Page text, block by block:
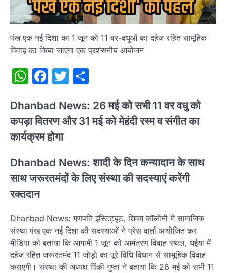
पंख एक नई दिशा का 1 जून को 11 वर-वधुओं का दहेज रहित सामूहिक
विवाह का किया जाएगा एक प्रशंसनीय आयोजन
WhatsApp
Facebook
Twitter
Dhanbad News: 26 मई को सभी 11 वर वधु को
कपड़ा वितरण और 31 मई को मेहंदी रस्म व संगीत का
कार्यक्रम होगा
Dhanbad News: शादी के दिन कन्यादान के साथ
साथ जरूरतमंदों के लिए संस्था की सदस्याएं करेंगी
रक्तदान
Dhanbad News: गणपति इंस्टिट्यूट, शिवम कॉलोनी में सामाजिक
संस्था पंख एक नई दिशा की सदस्याओं ने प्रेस वार्ता आयोजित कर
मीडिया को बताया कि आगामी 1 जून को आमंत्रण विवाह स्थल, धईया में
दहेज रहित जरूरतमंद 11 जोड़ो का पूरे विधि विधान से सामूहिक विवाह
कराएगी। संस्था की अध्यक्ष पिंकी गुप्ता ने बताया कि 26 मई को सभी 11